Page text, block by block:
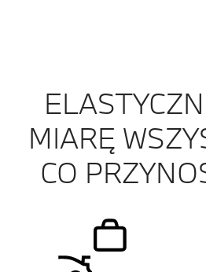
MIARĘ
CO